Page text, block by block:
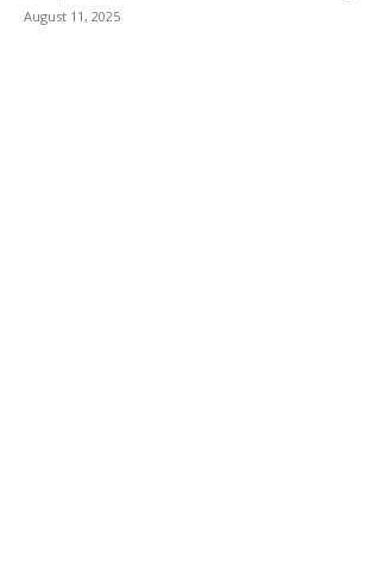
August 11, 2025